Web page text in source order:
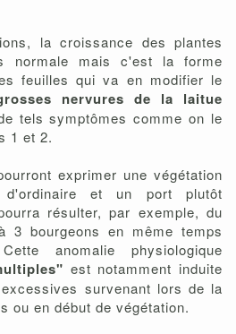
la croissance des plantes
normale mais c'est la forme
feuilles qui va en modifier le
nervures de la laitue
tels symptômes comme on le
1 et 2.
exprimer une végétation
et un port plutôt
résulter, par exemple, du
3 bourgeons en même temps
anomalie physiologique
est notamment induite
survenant lors de la
ou en début de végétation.